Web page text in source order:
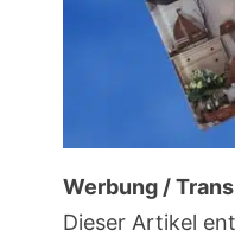
Werbung /
Dieser Artikel